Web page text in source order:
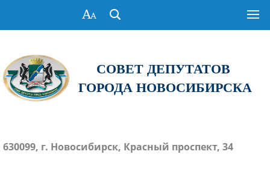
СОВЕТ ДЕПУТАТОВ
ГОРОДА НОВОСИБИРСКА
630099, г. Новосибирск, Красный проспект, 34